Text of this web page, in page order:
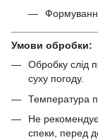
Умови обробки:
Обробку слід
суху погоду.
Температура
Не
спеки, перед